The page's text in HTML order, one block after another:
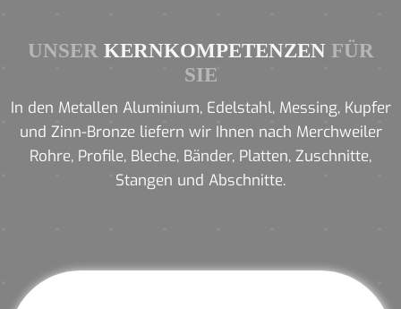
UNSER KERNKOMPETENZEN FÜR
SIE
In den Metallen Aluminium, Edelstahl, Messing, Kupfer
und Zinn-Bronze liefern wir Ihnen nach Merchweiler
Rohre, Profile, Bleche, Bänder, Platten, Zuschnitte,
Stangen und Abschnitte.